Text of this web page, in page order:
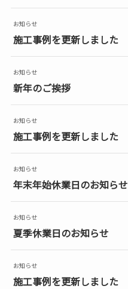
お知らせ
施工事例を更新しました
お知らせ
新年のご挨拶
お知らせ
施工事例を更新しました
お知らせ
年末年始休業日のお知らせ
お知らせ
夏季休業日のお知らせ
お知らせ
施工事例を更新しました